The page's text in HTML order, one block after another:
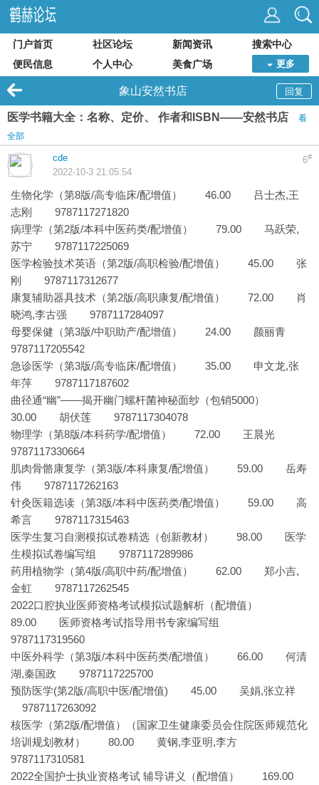
门户首页 社区论坛 新闻资讯
搜索中心
便民信息
个人中心 美食广场 更多
回复
象山安然书店
医学书籍大全：名称、定价、 作者和ISBN——安然书店
看
全部
6#
cde
2022-10-3 21:05:54
生物化学（第8版/高专临床/配增值） 46.00 吕士杰,王
志刚 9787117271820
病理学（第2版/本科中医药类/配增值） 79.00 马跃荣,
苏宁 9787117225069
医学检验技术英语（第2版/高职检验/配增值） 45.00 张
刚 9787117312677
康复辅助器具技术（第2版/高职康复/配增值） 72.00 肖
晓鸿,李古强 9787117284097
母婴保健（第3版/中职助产/配增值） 24.00 颜丽青
9787117205542
急诊医学（第3版/高专临床/配增值） 35.00 申文龙,张
年萍 9787117187602
曲径通“幽”——揭开幽门螺杆菌神秘面纱（包销5000）
30.00 胡伏莲 9787117304078
物理学（第8版/本科药学/配增值） 72.00 王晨光
9787117330664
肌肉骨骼康复学（第3版/本科康复/配增值） 59.00 岳寿
伟 9787117262163
针灸医籍选读（第3版/本科中医药类/配增值） 59.00 高
希言 9787117315463
医学生复习自测模拟试卷精选（创新教材） 98.00 医学
生模拟试卷编写组 9787117289986
药用植物学（第4版/高职中药/配增值） 62.00 郑小吉,
金虹 9787117262545
2022口腔执业医师资格考试模拟试题解析（配增值）
89.00 医师资格考试指导用书专家编写组
9787117319560
中医外科学（第3版/本科中医药类/配增值） 66.00 何清
湖,秦国政 9787117225700
预防医学(第2版/高职中医/配增值) 45.00 吴娟,张立祥
9787117263092
核医学（第2版/配增值）（国家卫生健康委员会住院医师规范化
培训规划教材） 80.00 黄钢,李亚明,李方
9787117310581
2022全国护士执业资格考试 辅导讲义（配增值） 169.00